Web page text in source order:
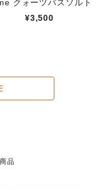
クォーツバスソルト
¥3,500
品